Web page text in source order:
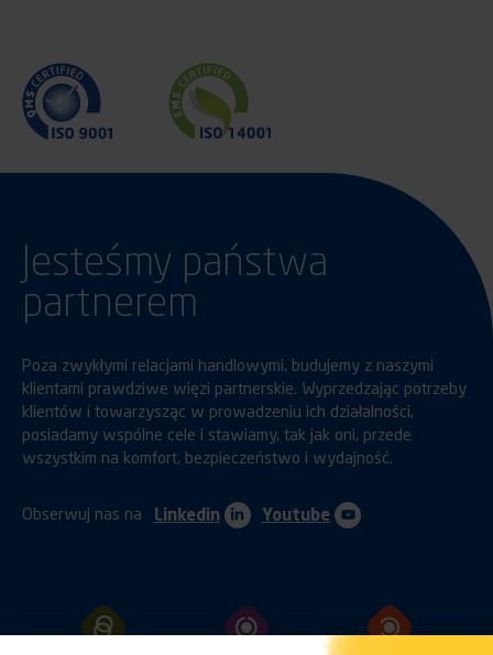
Jesteśmy państwa
partnerem
Poza zwykłymi relacjami handlowymi, budujemy z naszymi
klientami prawdziwe więzi partnerskie. Wyprzedzając potrzeby
klientów i towarzysząc w prowadzeniu ich działalności,
posiadamy wspólne cele i stawiamy, tak jak oni, przede
wszystkim na komfort, bezpieczeństwo i wydajność.
Obserwuj nas na Linkedin Youtube